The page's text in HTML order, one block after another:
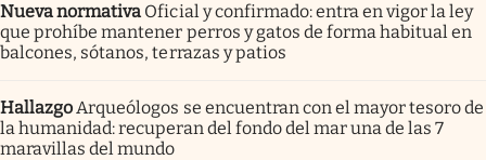
Nueva normativa Oficial y confirmado: entra en vigor la ley
que prohíbe mantener perros y gatos de forma habitual en
balcones, sótanos, terrazas y patios
Hallazgo Arqueólogos se encuentran con el mayor tesoro de
la humanidad: recuperan del fondo del mar una de las 7
maravillas del mundo